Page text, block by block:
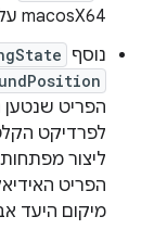
macosX64 על ידי Jetbrains.
נוסף
הפריט שנטען
לפרדיקט
ליצור
הפריט
מיקום היעד